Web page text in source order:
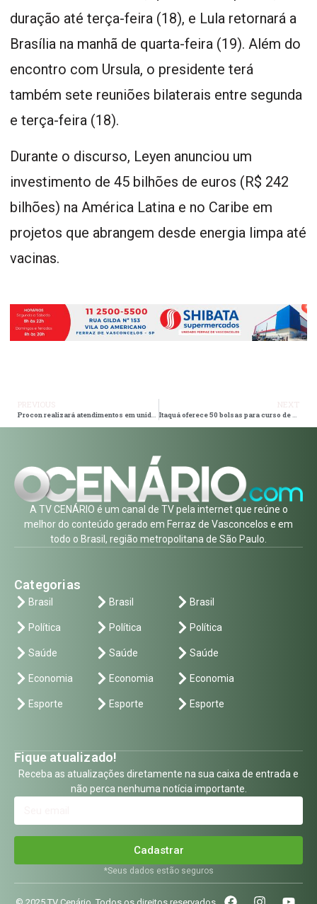
duração até terça-feira (18), e Lula retornará a
Brasília na manhã de quarta-feira (19). Além do
encontro com Ursula, o presidente terá
também sete reuniões bilaterais entre segunda
e terça-feira (18).
Durante o discurso, Leyen anunciou um
investimento de 45 bilhões de euros (R$ 242
bilhões) na América Latina e no Caribe em
projetos que abrangem desde energia limpa até
vacinas.
Procon realizará atendimentos em unidade móvel na próxima semana Itaquá oferece 50 bolsas para curso de assistente administrativo em parceria com o Senac
A TV CENÁRIO é um canal de TV pela internet que reúne o
melhor do conteúdo gerado em Ferraz de Vasconcelos e em
todo o Brasil, região metropolitana de São Paulo.
Categorias
Brasil
Política
Saúde
Economia
Esporte
Brasil
Política
Saúde
Economia
Esporte
Brasil
Política
Saúde
Economia
Esporte
Fique atualizado!
Receba as atualizações diretamente na sua caixa de entrada e
não perca nenhuma notícia importante.
Cadastrar
*Seus dados estão seguros